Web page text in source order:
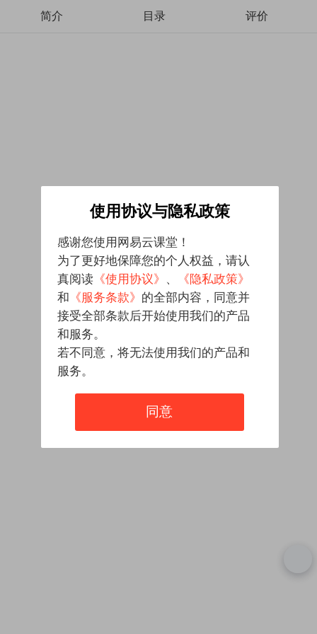
简介 目录 评价
使用协议与隐私政策
感谢您使用网易云课堂！
为了更好地保障您的个人权益，请认
真阅读 《使用协议》 、
《隐私政策》
和 《服务条款》 的全部内容，同意并
接受全部条款后开始使用我们的产品
和服务。
若不同意，将无法使用我们的产品和
服务。
同意